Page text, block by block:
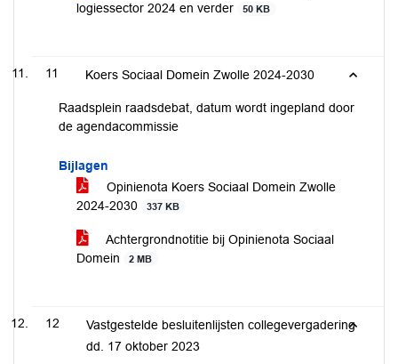
logiessector 2024 en verder
50 KB
11 Koers Sociaal Domein Zwolle 2024-2030
Raadsplein raadsdebat, datum wordt ingepland door
de agendacommissie
Bijlagen
Opinienota Koers Sociaal Domein Zwolle
2024-2030
337 KB
Achtergrondnotitie bij Opinienota Sociaal
Domein
2 MB
12
Vastgestelde besluitenlijsten collegevergadering
dd. 17 oktober 2023